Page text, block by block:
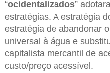
“ocidentalizados”
estratégias. A estratégia
estratégia de abandonar
universal à água e
capitalista mercantil de
custo/preço acessível.